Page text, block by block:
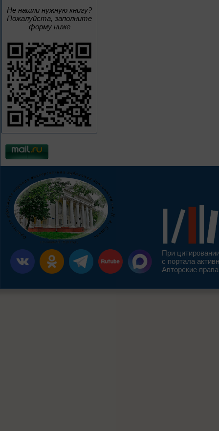
Не нашли нужную книгу?
Пожалуйста, заполните
форму ниже
При
с портала
Авторские